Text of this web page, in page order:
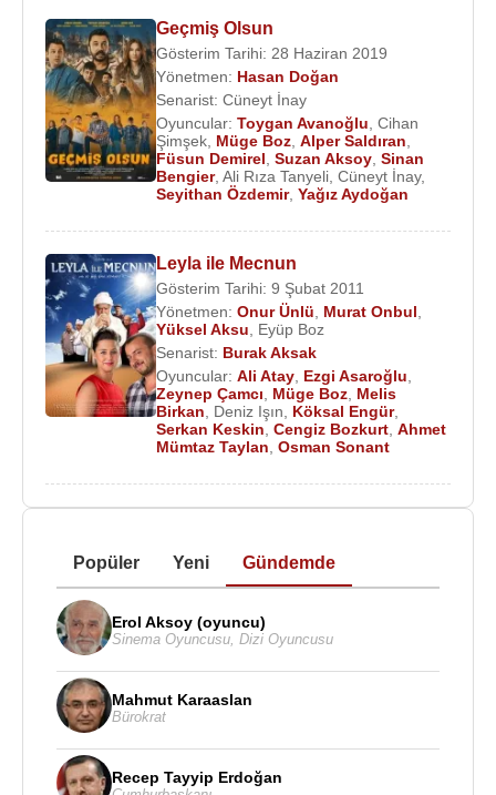
Geçmiş Olsun
Gösterim Tarihi: 28 Haziran 2019
Yönetmen: Hasan Doğan
Senarist: Cüneyt İnay
Oyuncular: Toygan Avanoğlu Cihan
Şimşek Müge Boz Alper Saldıran
Füsun Demirel Suzan Aksoy Sinan
Bengier, Ali Rıza Tanyeli Cüneyt İnay,
Seyithan Özdemir, Yağız Aydoğan
Leyla ile Mecnun
Gösterim Tarihi: 9 Şubat 2011
Yönetmen: Onur Ünlü Murat Onbul
Yüksel Aksu
Eyüp Boz
Senarist: Burak Aksak
Oyuncular: Ali Atay Ezgi Asaroğlu
Zeynep Çamcı
Müge Boz Melis
Birkan
Deniz Işın Köksal Engür,
Serkan Keskin Cengiz Bozkurt Ahmet
Mümtaz Taylan Osman Sonant
Popüler Yeni Gündemde
Erol Aksoy (oyuncu)
Sinema Oyuncusu Dizi Oyuncusu
Mahmut Karaaslan
Bürokrat
Recep Tayyip Erdoğan